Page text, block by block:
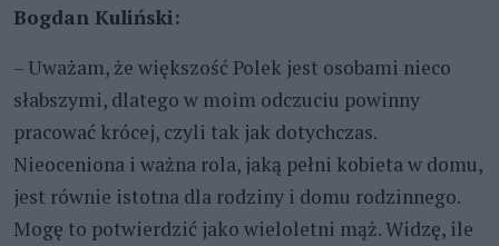
Bogdan Kuliński:
– Uważam, że większość Polek jest osobami nieco
słabszymi, dlatego w moim odczuciu powinny
pracować krócej, czyli tak jak dotychczas.
Nieoceniona i ważna rola, jaką pełni kobieta w domu,
jest równie istotna dla rodziny i domu rodzinnego.
Mogę to potwierdzić jako wieloletni mąż. Widzę, ile